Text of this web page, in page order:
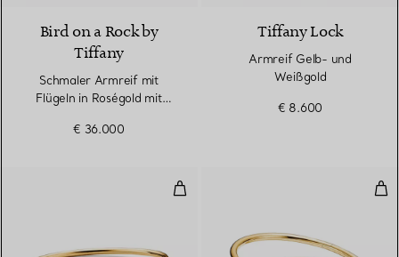
Bird on a Rock by
Tiffany
Schmaler Armreif mit
Flügeln in Roségold mit
€ 36.000
Tiffany Lock
Armreif Gelb- und
Weißgold
€ 8.600
Wire Armreifin Gelbgold mit